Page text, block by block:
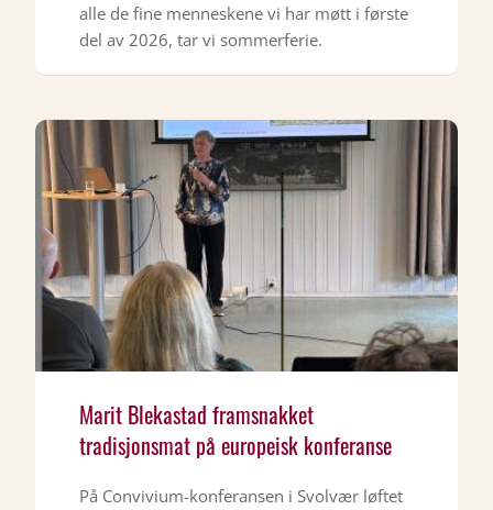
alle de fine menneskene vi har møtt i første
del av 2026, tar vi sommerferie.
Marit Blekastad framsnakket
tradisjonsmat på europeisk konferanse
På Convivium-konferansen i Svolvær løftet